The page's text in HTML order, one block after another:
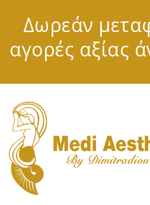
Δωρεάν
αγορές αξίας